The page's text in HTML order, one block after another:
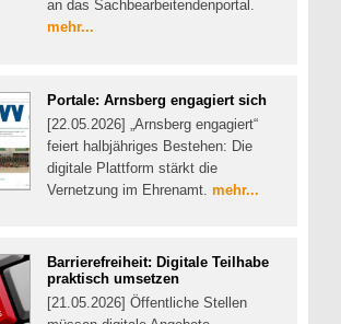
an das Sachbearbeitendenportal.
mehr...
Portale: Arnsberg engagiert sich
[22.05.2026] „Arnsberg engagiert“
feiert halbjähriges Bestehen: Die
digitale Plattform stärkt die
Vernetzung im Ehrenamt. mehr...
Barrierefreiheit: Digitale Teilhabe
praktisch umsetzen
[21.05.2026] Öffentliche Stellen